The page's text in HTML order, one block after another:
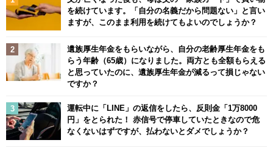
を続けています。「自分の名義だから問題ない」と言い
ますが、このまま利用を続けてもよいのでしょうか？
遺族厚生年金をもらいながら、自分の老齢厚生年金をも
らう年齢（65歳）になりました。両方とも全額もらえる
と思っていたのに、遺族厚生年金が減るって損じゃない
ですか？
運転中に「LINE」の返信をしたら、反則金「1万8000
円」をとられた！ 赤信号で停車していたときなので危
なくないはずですが、払わないとダメでしょうか？